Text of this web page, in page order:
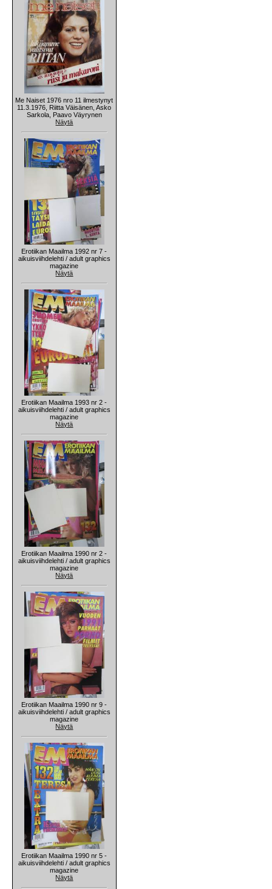
Me Naiset 1976 nro 11 ilmestynyt
11.3.1976, Riitta Väisänen, Asko
Sarkola, Paavo Väyrynen
Näytä
Erotiikan Maailma 1992 nr 7 -
aikuisviihdelehti / adult graphics
magazine
Näytä
Erotiikan Maailma 1993 nr 2 -
aikuisviihdelehti / adult graphics
magazine
Näytä
Erotiikan Maailma 1990 nr 2 -
aikuisviihdelehti / adult graphics
magazine
Näytä
Erotiikan Maailma 1990 nr 9 -
aikuisviihdelehti / adult graphics
magazine
Näytä
Erotiikan Maailma 1990 nr 5 -
aikuisviihdelehti / adult graphics
magazine
Näytä